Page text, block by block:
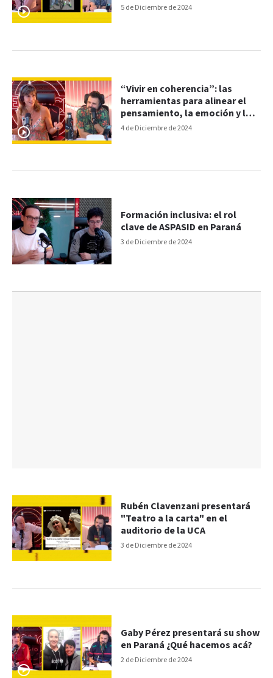
5 de Diciembre de 2024
4 de Diciembre de 2024
“Vivir en coherencia”: las
herramientas para alinear el
pensamiento, la emoción y las
acciones
3 de Diciembre de 2024
Formación inclusiva: el rol
clave de ASPASID en Paraná
3 de Diciembre de 2024
Rubén Clavenzani presentará
"Teatro a la carta" en el
auditorio de la UCA
2 de Diciembre de 2024
Gaby Pérez presentará su show
en Paraná ¿Qué hacemos acá?